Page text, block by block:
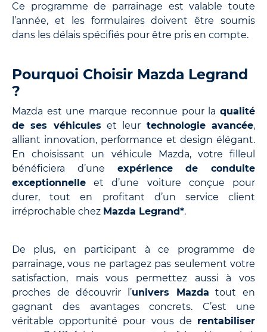
Ce programme de parrainage est valable toute
l’année, et les formulaires doivent être soumis
dans les délais spécifiés pour être pris en compte.
Pourquoi Choisir Mazda Legrand
?
Mazda est une marque reconnue pour la qualité
de ses véhicules et leur technologie avancée,
alliant innovation, performance et design élégant.
En choisissant un véhicule Mazda, votre filleul
bénéficiera d’une expérience de conduite
exceptionnelle et d’une voiture conçue pour
durer, tout en profitant d’un service client
irréprochable chez Mazda Legrand*.
De plus, en participant à ce programme de
parrainage, vous ne partagez pas seulement votre
satisfaction, mais vous permettez aussi à vos
proches de découvrir l’univers Mazda tout en
gagnant des avantages concrets. C’est une
véritable opportunité pour vous de rentabiliser